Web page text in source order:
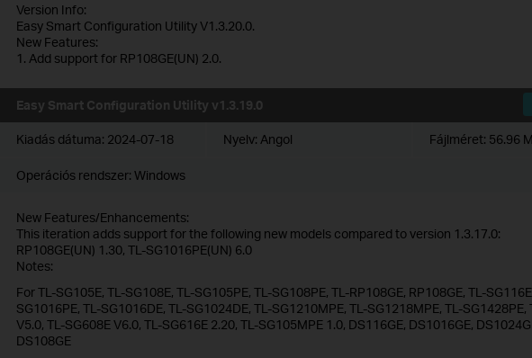
Version Info:
Easy Smart Configuration Utility V1.3.20.0.
New Features:
1. Add support for RP108GE(UN) 2.0.
Easy Smart Configuration Utility v1.3.19.0
Kiadás dátuma: 2024-07-18 Nyelv: Angol Fájlméret: 56.96
Operációs rendszer: Windows
New Features/Enhancements:
This iteration adds support for the following new models compared to version 1.3.17.0:
RP108GE(UN) 1.30, TL-SG1016PE(UN) 6.0
Notes:
For TL-SG105E, TL-SG108E, TL-SG105PE, TL-SG108PE, TL-RP108GE, RP108GE, TL-
SG1016PE, TL-SG1016DE, TL-SG1024DE, TL-SG1210MPE, TL-SG1218MPE, TL-SG1428PE,
V5.0, TL-SG608E V6.0, TL-SG616E 2.20, TL-SG105MPE 1.0, DS116GE, DS1016GE,
DS108GE